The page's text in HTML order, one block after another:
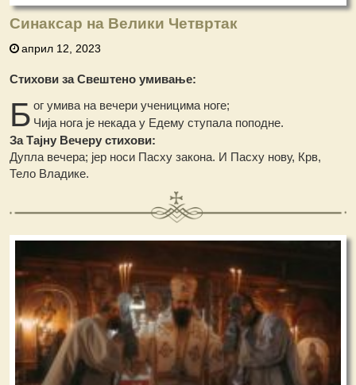
Синаксар на Велики Четвртак
април 12, 2023
Стихови за Свештено умивање:
Б ог умива на вечери ученицима ноге;
Чија нога је некада у Едему ступала поподне.
За Тајну Вечеру стихови:
Дупла вечера; јер носи Пасху закона. И Пасху нову, Крв,
Тело Владике.